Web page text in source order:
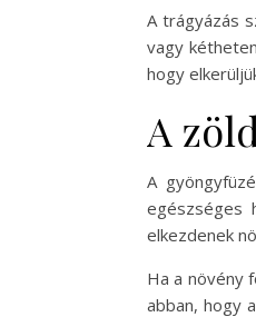
A trágyázás
vagy
hogy
A
A
egészséges
elkezdenek
Ha a növény
abban, hogy